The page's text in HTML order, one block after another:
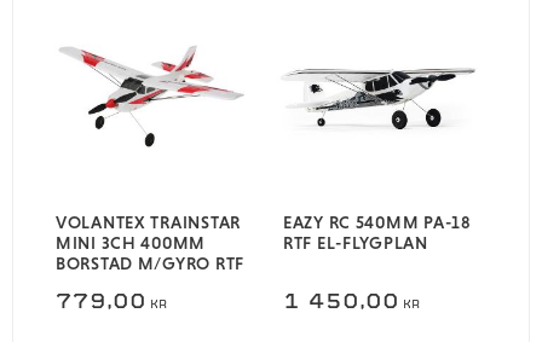
VOLANTEX TRAINSTAR
MINI 3CH 400MM
BORSTAD M/GYRO RTF
779,00 KR
EAZY RC 540MM PA-18
RTF EL-FLYGPLAN
1 450,00 KR